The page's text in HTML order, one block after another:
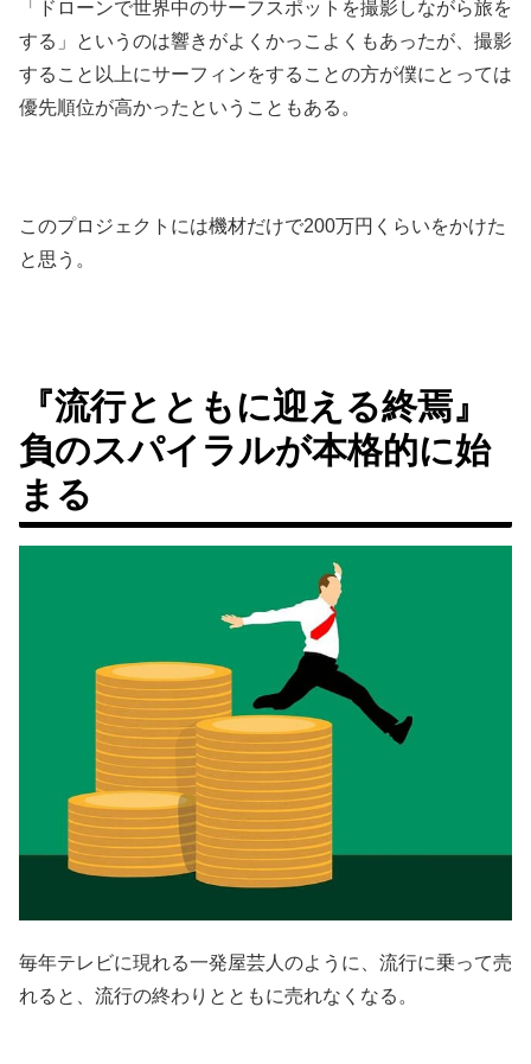
「ドローンで世界中のサーフスポットを撮影しながら旅を
する」というのは響きがよくかっこよくもあったが、撮影
すること以上にサーフィンをすることの方が僕にとっては
優先順位が高かったということもある。
このプロジェクトには機材だけで200万円くらいをかけた
と思う。
『流行とともに迎える終焉』
負のスパイラルが本格的に始
まる
毎年テレビに現れる一発屋芸人のように、流行に乗って売
れると、流行の終わりとともに売れなくなる。